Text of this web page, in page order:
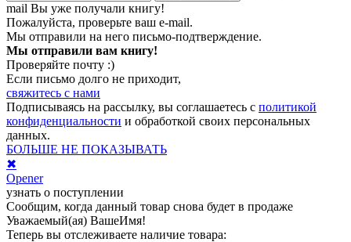
mail Вы уже получали книгу!
Пожалуйста, проверьте ваш e-mail.
Мы отправили на него письмо-подтверждение.
Мы отправили вам книгу!
Проверяйте почту :)
Если письмо долго не приходит,
свяжитесь с нами
Подписываясь на рассылку, вы соглашаетесь с политикой
конфиденциальности и обработкой своих персональных
данных.
БОЛЬШЕ НЕ ПОКАЗЫВАТЬ
✖
Opener
узнать о поступлении
Сообщим, когда данный товар снова будет в продаже
Уважаемый(ая) ВашеИмя!
Теперь вы отслеживаете наличие товара: